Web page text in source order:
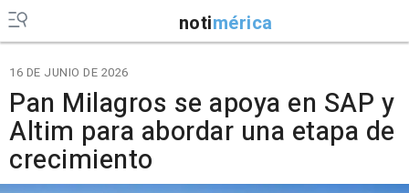
notimérica
16 DE JUNIO DE 2026
Pan Milagros se apoya en SAP y
Altim para abordar una etapa de
crecimiento